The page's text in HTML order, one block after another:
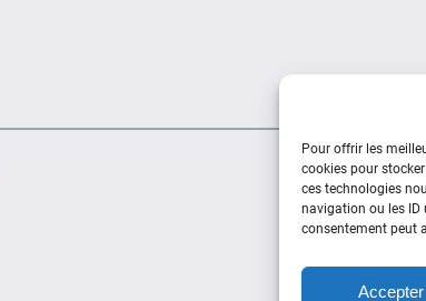
Pour offrir les
cookies pour
ces technologies
navigation ou les ID
consentement peut
Accepter